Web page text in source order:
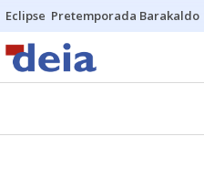
Eclipse Pretemporada Barakaldo